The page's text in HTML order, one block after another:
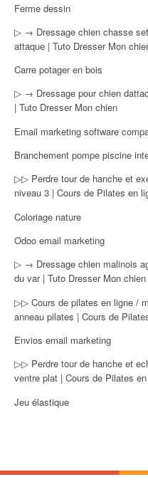
Ferme dessin
▷ → Dressage chien chasse
attaque | Tuto Dresser Mon
Carre potager en bois
▷ → Dressage pour chien
| Tuto Dresser Mon chien
Email marketing software
Branchement pompe piscine
▷▷ Perdre tour de hanche et
niveau 3 | Cours de Pilates en
Coloriage nature
Odoo email marketing
▷ → Dressage chien malinois
du var | Tuto Dresser Mon chien
▷▷ Cours de pilates en ligne /
anneau pilates | Cours de
Envios email marketing
▷▷ Perdre tour de hanche et
ventre plat | Cours de Pilates
Jeu élastique